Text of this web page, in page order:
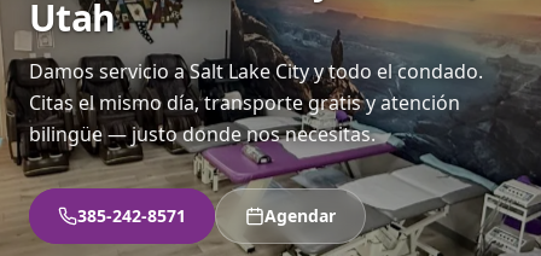
Utah
Damos servicio a Salt Lake City y todo el condado.
Citas el mismo día, transporte gratis y atención
bilingüe — justo donde nos necesitas.
385-242-8571 Agendar